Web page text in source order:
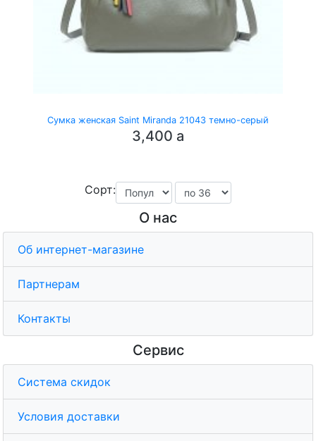
Сумка женская Saint Miranda 21043 темно-серый
3,400 a
Сорт:
О нас
Об интернет-магазине
Партнерам
Контакты
Сервис
Система скидок
Условия доставки